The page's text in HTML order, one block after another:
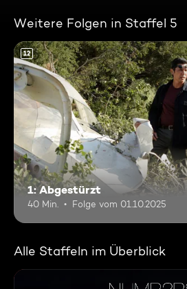
Weitere Folgen in Staffel 5
12
1: Abgestürzt
40 Min. Folge vom 01.10.2025
Alle Staffeln im Überblick